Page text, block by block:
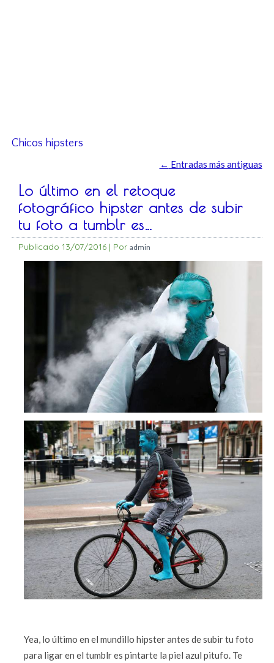
Chicos hipsters
← Entradas más antiguas
Lo último en el retoque
fotográfico hipster antes de subir
tu foto a tumblr es…
Publicado 13/07/2016 | Por admin
Yea, lo último en el mundillo hipster antes de subir tu foto
para ligar en el tumblr es pintarte la piel azul pitufo. Te